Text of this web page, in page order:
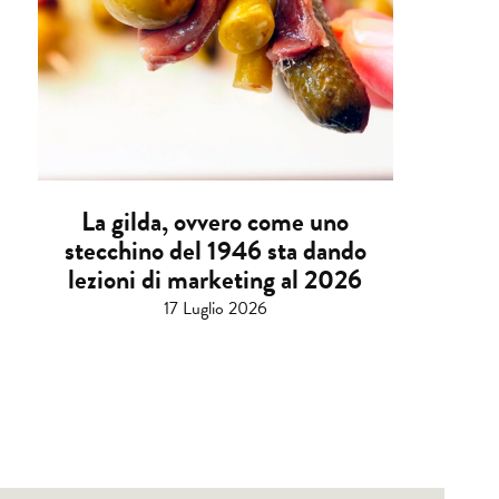
La gilda, ovvero come uno
stecchino del 1946 sta dando
lezioni di marketing al 2026
17 Luglio 2026